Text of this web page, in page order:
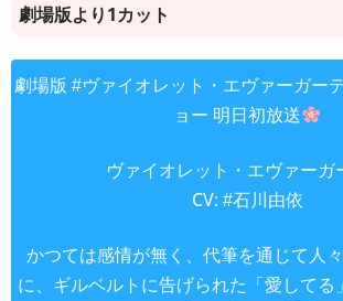
劇場版より1カット
劇場版 #ヴァイオレット・エヴァーガー
ョー 明日初放送
ヴァイオレット・エヴァーガ
CV: #石川由依
かつては感情が無く、代筆を通じて人
に、ギルベルトに告げられた「愛してる